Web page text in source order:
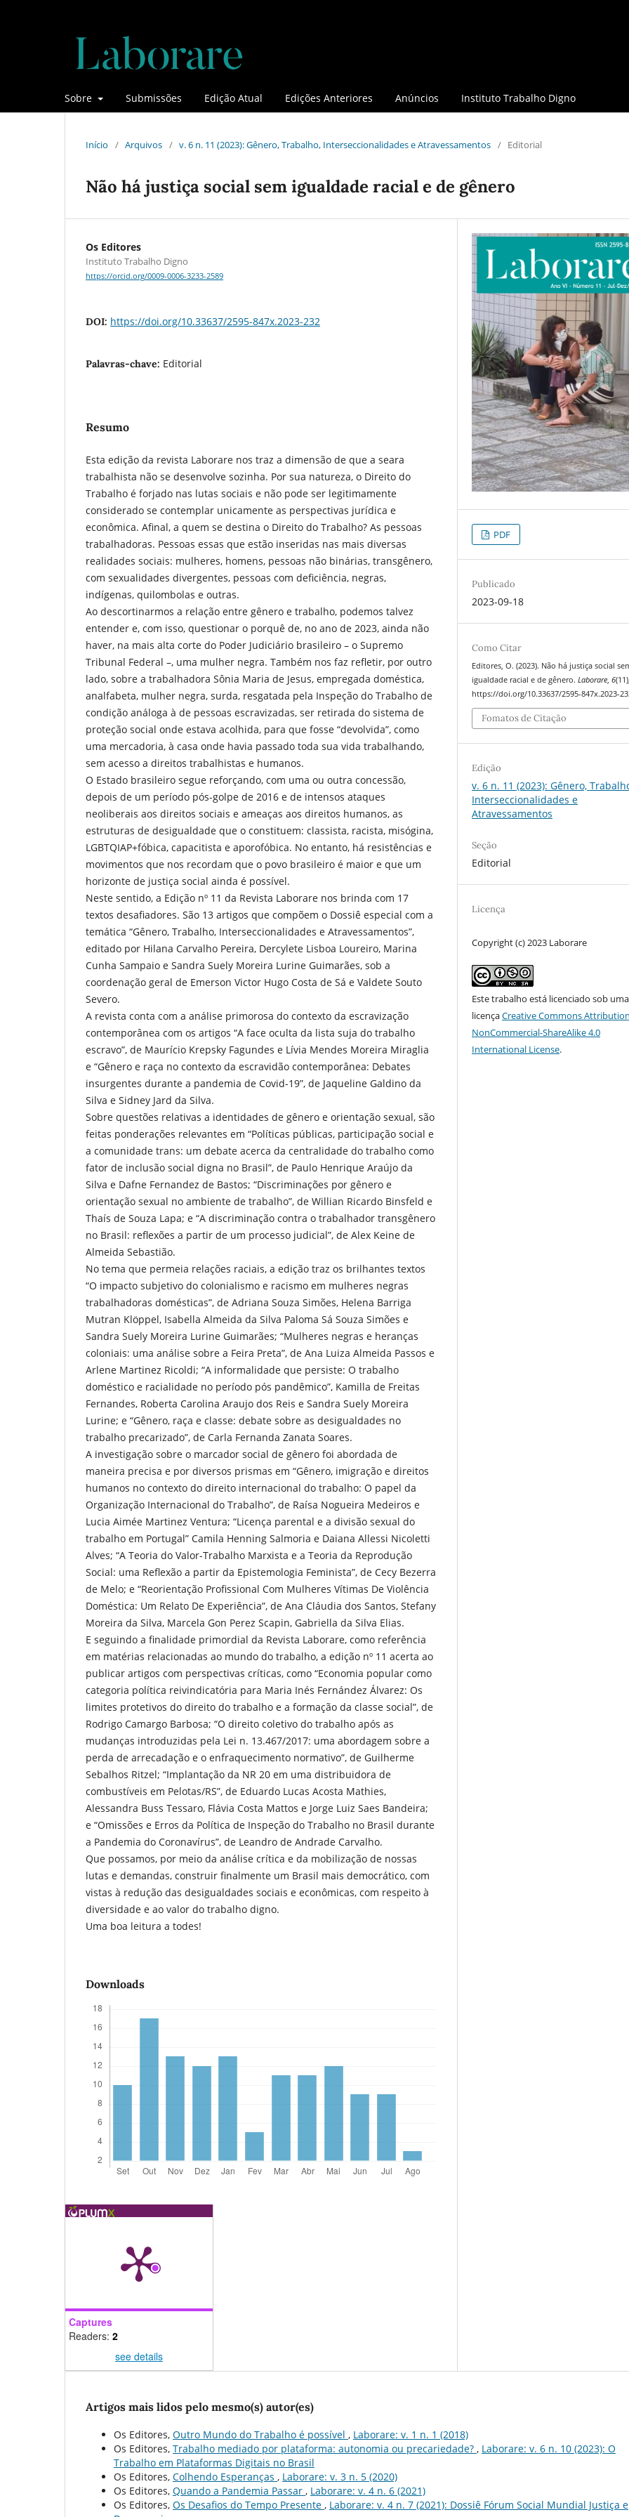
Sobre Submissões Edição Atual Edições Anteriores Anúncios Instituto Trabalho Digno
Início / Arquivos / v. 6 n. 11 (2023): Gênero, Trabalho, Interseccionalidades e Atravessamentos / Editorial
Não há justiça social sem igualdade racial e de gênero
Os Editores
Instituto Trabalho Digno
https://orcid.org/0009-0006-3233-2589
DOI: https://doi.org/10.33637/2595-847x.2023-232
Palavras-chave: Editorial
Resumo
Esta edição da revista Laborare nos traz a dimensão de que a seara
trabalhista não se desenvolve sozinha. Por sua natureza, o Direito do
Trabalho é forjado nas lutas sociais e não pode ser legitimamente
considerado se contemplar unicamente as perspectivas jurídica e
econômica. Afinal, a quem se destina o Direito do Trabalho? As pessoas
trabalhadoras. Pessoas essas que estão inseridas nas mais diversas
realidades sociais: mulheres, homens, pessoas não binárias, transgênero,
com sexualidades divergentes, pessoas com deficiência, negras,
indígenas, quilombolas e outras.
Ao descortinarmos a relação entre gênero e trabalho, podemos talvez
entender e, com isso, questionar o porquê de, no ano de 2023, ainda não
haver, na mais alta corte do Poder Judiciário brasileiro – o Supremo
Tribunal Federal –, uma mulher negra. Também nos faz refletir, por outro
lado, sobre a trabalhadora Sônia Maria de Jesus, empregada doméstica,
analfabeta, mulher negra, surda, resgatada pela Inspeção do Trabalho de
condição análoga à de pessoas escravizadas, ser retirada do sistema de
proteção social onde estava acolhida, para que fosse “devolvida”, como
uma mercadoria, à casa onde havia passado toda sua vida trabalhando,
sem acesso a direitos trabalhistas e humanos.
O Estado brasileiro segue reforçando, com uma ou outra concessão,
depois de um período pós-golpe de 2016 e de intensos ataques
neoliberais aos direitos sociais e ameaças aos direitos humanos, as
estruturas de desigualdade que o constituem: classista, racista, misógina,
LGBTQIAP+fóbica, capacitista e aporofóbica. No entanto, há resistências e
movimentos que nos recordam que o povo brasileiro é maior e que um
horizonte de justiça social ainda é possível.
Neste sentido, a Edição nº 11 da Revista Laborare nos brinda com 17
textos desafiadores. São 13 artigos que compõem o Dossiê especial com a
temática “Gênero, Trabalho, Interseccionalidades e Atravessamentos”,
editado por Hilana Carvalho Pereira, Dercylete Lisboa Loureiro, Marina
Cunha Sampaio e Sandra Suely Moreira Lurine Guimarães, sob a
coordenação geral de Emerson Victor Hugo Costa de Sá e Valdete Souto
Severo.
A revista conta com a análise primorosa do contexto da escravização
contemporânea com os artigos “A face oculta da lista suja do trabalho
escravo”, de Maurício Krepsky Fagundes e Lívia Mendes Moreira Miraglia
e “Gênero e raça no contexto da escravidão contemporânea: Debates
insurgentes durante a pandemia de Covid-19”, de Jaqueline Galdino da
Silva e Sidney Jard da Silva.
Sobre questões relativas a identidades de gênero e orientação sexual, são
feitas ponderações relevantes em “Políticas públicas, participação social e
a comunidade trans: um debate acerca da centralidade do trabalho como
fator de inclusão social digna no Brasil”, de Paulo Henrique Araújo da
Silva e Dafne Fernandez de Bastos; “Discriminações por gênero e
orientação sexual no ambiente de trabalho”, de Willian Ricardo Binsfeld e
Thaís de Souza Lapa; e “A discriminação contra o trabalhador transgênero
no Brasil: reflexões a partir de um processo judicial”, de Alex Keine de
Almeida Sebastião.
No tema que permeia relações raciais, a edição traz os brilhantes textos
“O impacto subjetivo do colonialismo e racismo em mulheres negras
trabalhadoras domésticas”, de Adriana Souza Simões, Helena Barriga
Mutran Klöppel, Isabella Almeida da Silva Paloma Sá Souza Simões e
Sandra Suely Moreira Lurine Guimarães; “Mulheres negras e heranças
coloniais: uma análise sobre a Feira Preta”, de Ana Luiza Almeida Passos e
Arlene Martinez Ricoldi; “A informalidade que persiste: O trabalho
doméstico e racialidade no período pós pandêmico”, Kamilla de Freitas
Fernandes, Roberta Carolina Araujo dos Reis e Sandra Suely Moreira
Lurine; e “Gênero, raça e classe: debate sobre as desigualdades no
trabalho precarizado”, de Carla Fernanda Zanata Soares.
A investigação sobre o marcador social de gênero foi abordada de
maneira precisa e por diversos prismas em “Gênero, imigração e direitos
humanos no contexto do direito internacional do trabalho: O papel da
Organização Internacional do Trabalho”, de Raísa Nogueira Medeiros e
Lucia Aimée Martinez Ventura; “Licença parental e a divisão sexual do
trabalho em Portugal” Camila Henning Salmoria e Daiana Allessi Nicoletti
Alves; “A Teoria do Valor-Trabalho Marxista e a Teoria da Reprodução
Social: uma Reflexão a partir da Epistemologia Feminista”, de Cecy Bezerra
de Melo; e “Reorientação Profissional Com Mulheres Vítimas De Violência
Doméstica: Um Relato De Experiência”, de Ana Cláudia dos Santos, Stefany
Moreira da Silva, Marcela Gon Perez Scapin, Gabriella da Silva Elias.
E seguindo a finalidade primordial da Revista Laborare, como referência
em matérias relacionadas ao mundo do trabalho, a edição nº 11 acerta ao
publicar artigos com perspectivas críticas, como “Economia popular como
categoria política reivindicatória para Maria Inés Fernández Álvarez: Os
limites protetivos do direito do trabalho e a formação da classe social”, de
Rodrigo Camargo Barbosa; “O direito coletivo do trabalho após as
mudanças introduzidas pela Lei n. 13.467/2017: uma abordagem sobre a
perda de arrecadação e o enfraquecimento normativo”, de Guilherme
Sebalhos Ritzel; “Implantação da NR 20 em uma distribuidora de
combustíveis em Pelotas/RS”, de Eduardo Lucas Acosta Mathies,
Alessandra Buss Tessaro, Flávia Costa Mattos e Jorge Luiz Saes Bandeira;
e “Omissões e Erros da Política de Inspeção do Trabalho no Brasil durante
a Pandemia do Coronavírus”, de Leandro de Andrade Carvalho.
Que possamos, por meio da análise crítica e da mobilização de nossas
lutas e demandas, construir finalmente um Brasil mais democrático, com
vistas à redução das desigualdades sociais e econômicas, com respeito à
diversidade e ao valor do trabalho digno.
Uma boa leitura a todes!
Downloads
Captures
Readers: 2
see details
PDF
Publicado
2023-09-18
Como Citar
Editores, O. (2023). Não há justiça social
igualdade racial e de gênero.Laborare ,6
https://doi.org/10.33637/2595-847x.2023-
Fomatos de Citação
Edição
v. 6 n. 11 (2023): Gênero,
Interseccionalidades e
Atravessamentos
Seção
Editorial
Licença
Copyright (c) 2023 Laborare
Este trabalho está licenciado sob uma
licençaCreative Commons
NonCommercial-ShareAlike 4.0
International License.
Artigos mais lidos pelo mesmo(s) autor(es)
Os Editores, Outro Mundo do Trabalho é possí­vel , Laborare: v. 1 n. 1 (2018)
Os Editores, Trabalho mediado por plataforma: autonomia ou precariedade? , Laborare: v. 6 n. 10 (2023): O
Trabalho em Plataformas Digitais no Brasil
Os Editores, Colhendo Esperanças , Laborare: v. 3 n. 5 (2020)
Os Editores, Quando a Pandemia Passar , Laborare: v. 4 n. 6 (2021)
Os Editores, Os Desafios do Tempo Presente , Laborare: v. 4 n. 7 (2021): Dossiê Fórum Social Mundial Justiça e